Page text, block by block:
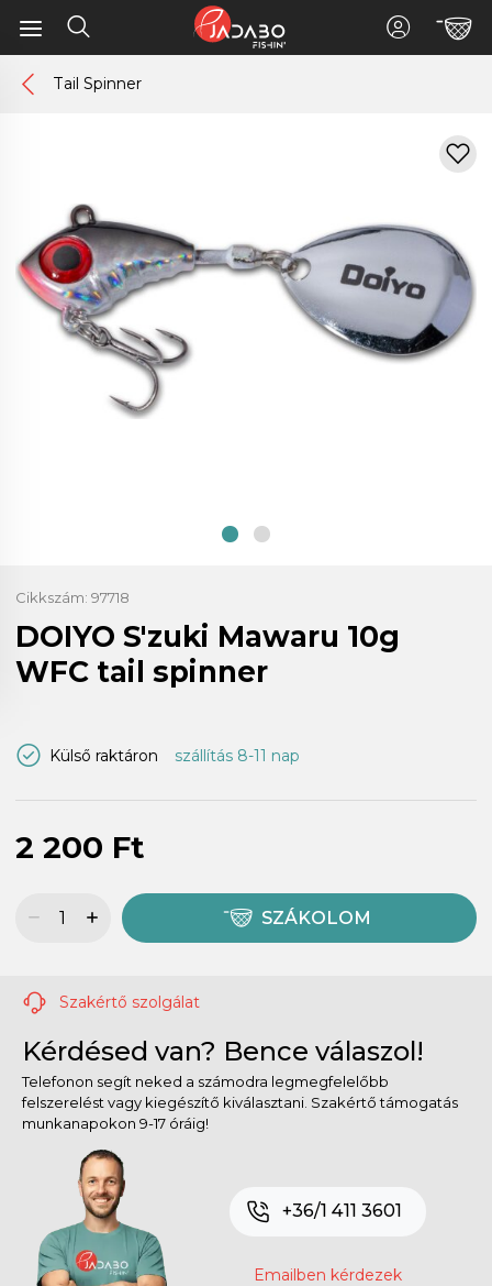
Tail Spinner
Cikkszám: 97718
DOIYO S'zuki Mawaru 10g
WFC tail spinner
Külső raktáron szállítás 8-11 nap
2 200 Ft
SZÁKOLOM
Szakértő szolgálat
Kérdésed van? Bence válaszol!
Telefonon segít neked a számodra legmegfelelőbb
felszerelést vagy kiegészítő kiválasztani. Szakértő támogatás
munkanapokon 9-17 óráig!
+36/1 411 3601
Emailben kérdezek